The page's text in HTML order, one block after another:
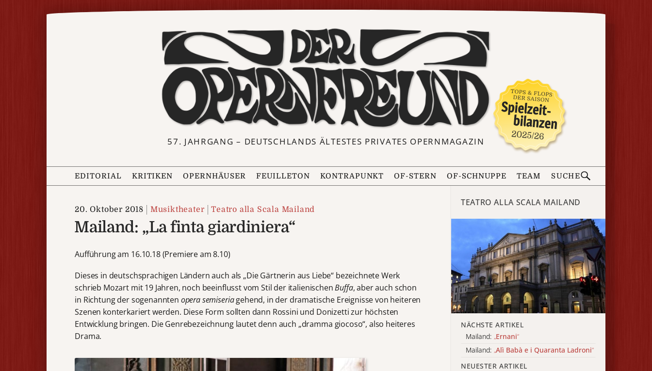
57. JAHRGANG – DEUTSCHLANDS ÄLTESTES PRIVATES OPERNMAGAZIN
EDITORIAL KRITIKEN OPERNHÄUSER FEUILLETON KONTRAPUNKT OF-STERN OF-SCHNUPPE TEAM SUCHE
20. Oktober 2018 Musiktheater Teatro alla Scala Mailand
Mailand: „La finta giardiniera“
Aufführung am 16.10.18 (Premiere am 8.10)
Dieses in deutschsprachigen Ländern auch als „Die Gärtnerin aus Liebe“ bezeichnete Werk
schrieb Mozart mit 19 Jahren, noch beeinflusst vom Stil der italienischenBuffa, aber auch schon
in Richtung der sogenannten opera semiseriagehend, in der dramatische Ereignisse von heiteren
Szenen konterkariert werden. Diese Form sollten dann Rossini und Donizetti zur höchsten
Entwicklung bringen. Die Genrebezeichnung lautet denn auch „dramma giocoso“, also heiteres
Drama.
TEATRO ALLA SCALA MAILAND
NÄCHSTE ARTIKEL
Mailand: „Ernani“
Mailand: „Alì Babà e i Quaranta Ladroni“
NEUESTER ARTIKEL